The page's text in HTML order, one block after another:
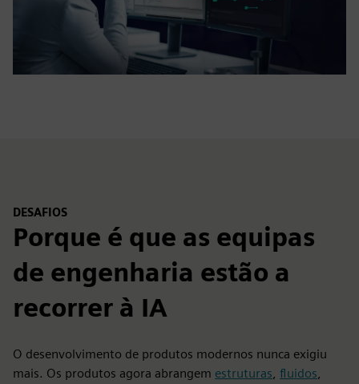
DESAFIOS
Porque é que as equipas
de engenharia estão a
recorrer à IA
O desenvolvimento de produtos modernos nunca exigiu
mais. Os produtos agora abrangem estruturas, fluidos,